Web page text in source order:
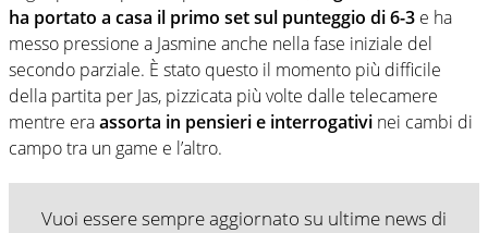
ha portato a casa il primo set sul punteggio di 6-3 e ha
messo pressione a Jasmine anche nella fase iniziale del
secondo parziale. È stato questo il momento più difficile
della partita per Jas, pizzicata più volte dalle telecamere
mentre eraassorta in pensieri e interrogativi nei cambi di
campo tra un game e l’altro.
Vuoi essere sempre aggiornato su ultime news di